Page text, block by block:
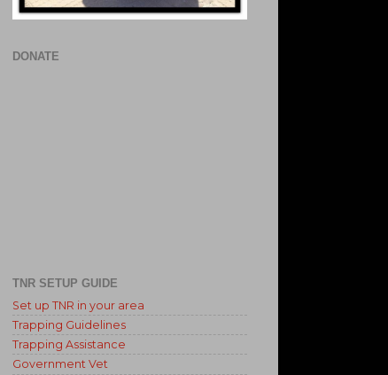
DONATE
TNR SETUP GUIDE
Set up TNR in your area
Trapping Guidelines
Trapping Assistance
Government Vet